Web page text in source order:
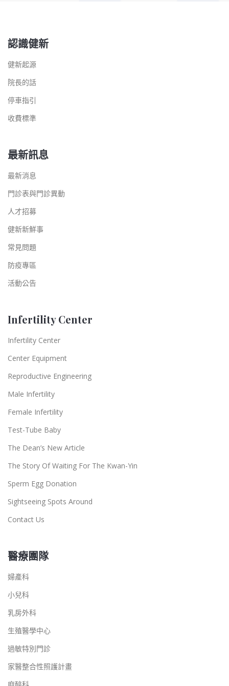
認識健新
健新起源
院長的話
停車指引
收費標準
最新訊息
最新消息
門診表與門診異動
人才招募
健新新鮮事
常見問題
防疫專區
活動公告
Infertility Center
Infertility Center
Center Equipment
Reproductive Engineering
Male Infertility
Female Infertility
Test-Tube Baby
The Dean’s New Article
The Story Of Waiting For The Kwan-Yin
Sperm Egg Donation
Sightseeing Spots Around
Contact Us
醫療團隊
婦產科
小兒科
乳房外科
生殖醫學中心
過敏特別門診
家醫整合性照護計畫